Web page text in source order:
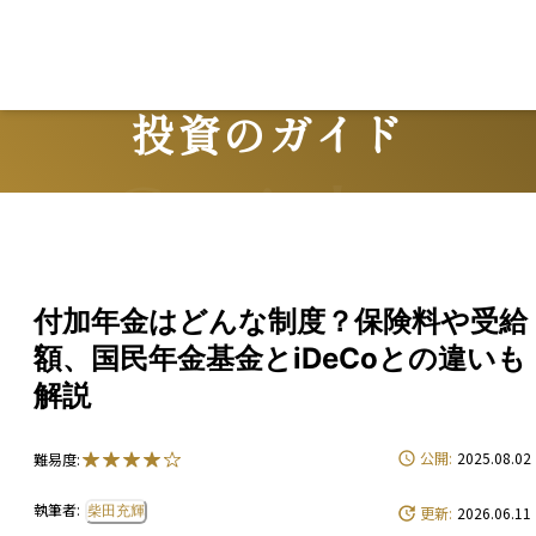
投資のガイド
Guide
付加年金はどんな制度？保険料や受給
額、国民年金基金とiDeCoとの違いも
解説
難易度:
執筆者: 柴田充輝
公開: 2025.08.02
更新: 2026.06.11